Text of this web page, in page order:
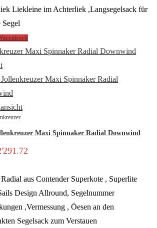
Liekleine im Achterliek ,Langsegelsack für
Segel
Maxi Spinnaker Radial Downwind
aus Contender Superkote , Superlite
Design Allround, Segelnummer
,Vermessung , Öesen an den
Segelsack zum Verstauen